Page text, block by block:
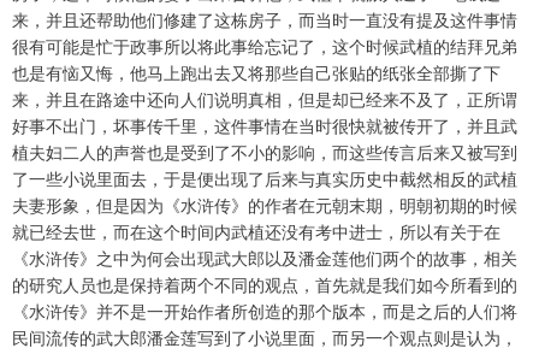
来，并且还帮助他们修建了这栋房子，而当时一直没有提及这件事情
很有可能是忙于政事所以将此事给忘记了，这个时候武植的结拜兄弟
也是有恼又悔，他马上跑出去又将那些自己张贴的纸张全部撕了下
来，并且在路途中还向人们说明真相，但是却已经来不及了，正所谓
好事不出门，坏事传千里，这件事情在当时很快就被传开了，并且武
植夫妇二人的声誉也是受到了不小的影响，而这些传言后来又被写到
了一些小说里面去，于是便出现了后来与真实历史中截然相反的武植
夫妻形象，但是因为《水浒传》的作者在元朝末期，明朝初期的时候
就已经去世，而在这个时间内武植还没有考中进士，所以有关于在
《水浒传》之中为何会出现武大郎以及潘金莲他们两个的故事，相关
的研究人员也是保持着两个不同的观点，首先就是我们如今所看到的
《水浒传》并不是一开始作者所创造的那个版本，而是之后的人们将
民间流传的武大郎潘金莲写到了小说里面，而另一个观点则是认为，